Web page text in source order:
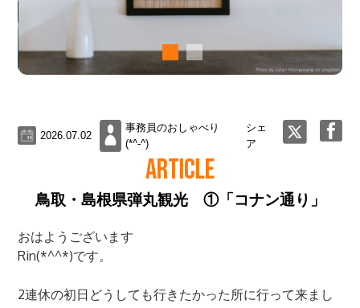
2026.07.02
事務員のおしゃべり
(*^-^)
シェ
ア
ARTICLE
鳥取・島根県弾丸観光 ①「コナン通り」